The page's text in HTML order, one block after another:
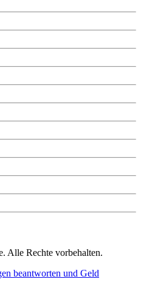
Alle Rechte vorbehalten.